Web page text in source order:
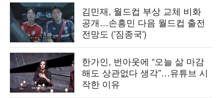
김민재, 월드컵 부상 교체 비화
공개…손흥민 다음 월드컵 출전
전망도 ('짐종국')
한가인, 번아웃에 “오늘 삶 마감
해도 상관없다 생각”…유튜브 시
작한 이유